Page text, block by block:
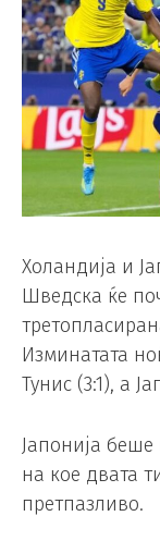
Холандија и
Шведска ќе
Изминатата
Тунис (3:1), а
Јапонија
на кое двата
претпазливо.